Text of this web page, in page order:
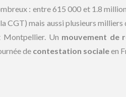
: entre 615 000 et 1.8
CGT) mais aussi plusieurs
Montpellier. Un mouvement de
de contestation socialeen